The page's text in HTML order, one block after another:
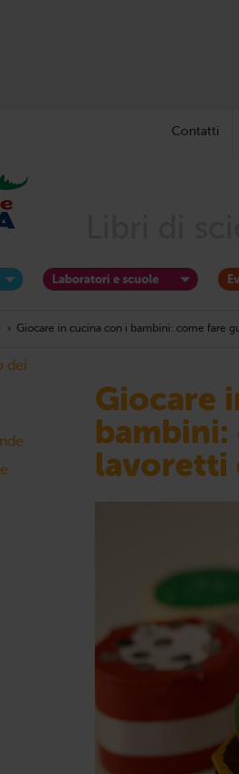
Contatti
Laboratori e scuole
› Giocare in cucina con i bambini: come fare
dei
Giocare
bambini:
lavoretti